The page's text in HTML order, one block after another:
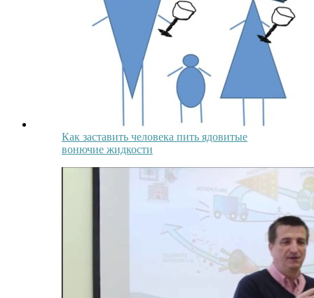
Как заставить человека пить ядовитые
вонючие жидкости